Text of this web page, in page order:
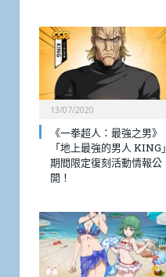
13/07/2020
《一拳超人：最強之男》
「地上最強的男人 KING」
期間限定復刻活動情報公
開！